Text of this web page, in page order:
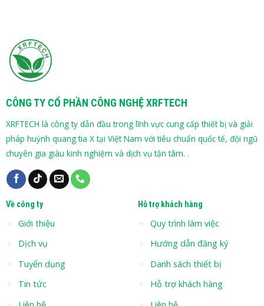
CÔNG TY CỔ PHẦN CÔNG NGHỆ XRFTECH
XRFTECH là công ty dẫn đầu trong lĩnh vực cung cấp thiết bị và giải
pháp huỳnh quang tia X tại Việt Nam với tiêu chuẩn quốc tế, đội ngũ
chuyên gia giàu kinh nghiệm và dịch vụ tận tâm. .
Về công ty
Giới thiệu
Dịch vụ
Tuyển dụng
Tin tức
Hỗ trợ khách hàng
Quy trình làm việc
Hướng dẫn đăng ký
Danh sách thiết bị
Hỗ trợ khách hàng